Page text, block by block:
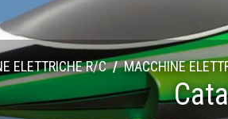
ELETTRICHE R/C MACCHINE